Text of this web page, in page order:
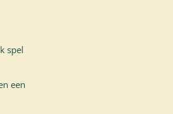
spel
een